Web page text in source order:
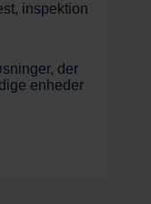
inspektion
der
enheder